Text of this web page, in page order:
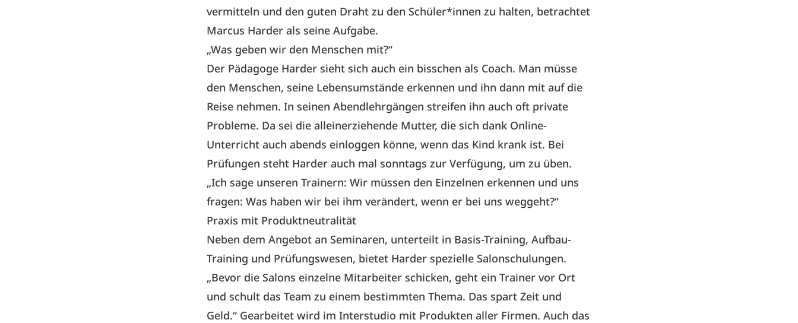
vermitteln und den guten Draht zu den Schüler*innen zu halten, betrachtet
Marcus Harder als seine Aufgabe.
„Was geben wir den Menschen mit?“
Der Pädagoge Harder sieht sich auch ein bisschen als Coach. Man müsse
den Menschen, seine Lebensumstände erkennen und ihn dann mit auf die
Reise nehmen. In seinen Abendlehrgängen streifen ihn auch oft private
Probleme. Da sei die alleinerziehende Mutter, die sich dank Online-
Unterricht auch abends einloggen könne, wenn das Kind krank ist. Bei
Prüfungen steht Harder auch mal sonntags zur Verfügung, um zu üben.
„Ich sage unseren Trainern: Wir müssen den Einzelnen erkennen und uns
fragen: Was haben wir bei ihm verändert, wenn er bei uns weggeht?“
Praxis mit Produktneutralität
Neben dem Angebot an Seminaren, unterteilt in Basis-Training, Aufbau-
Training und Prüfungswesen, bietet Harder spezielle Salonschulungen.
„Bevor die Salons einzelne Mitarbeiter schicken, geht ein Trainer vor Ort
und schult das Team zu einem bestimmten Thema. Das spart Zeit und
Geld.“ Gearbeitet wird im Interstudio mit Produkten aller Firmen. Auch das